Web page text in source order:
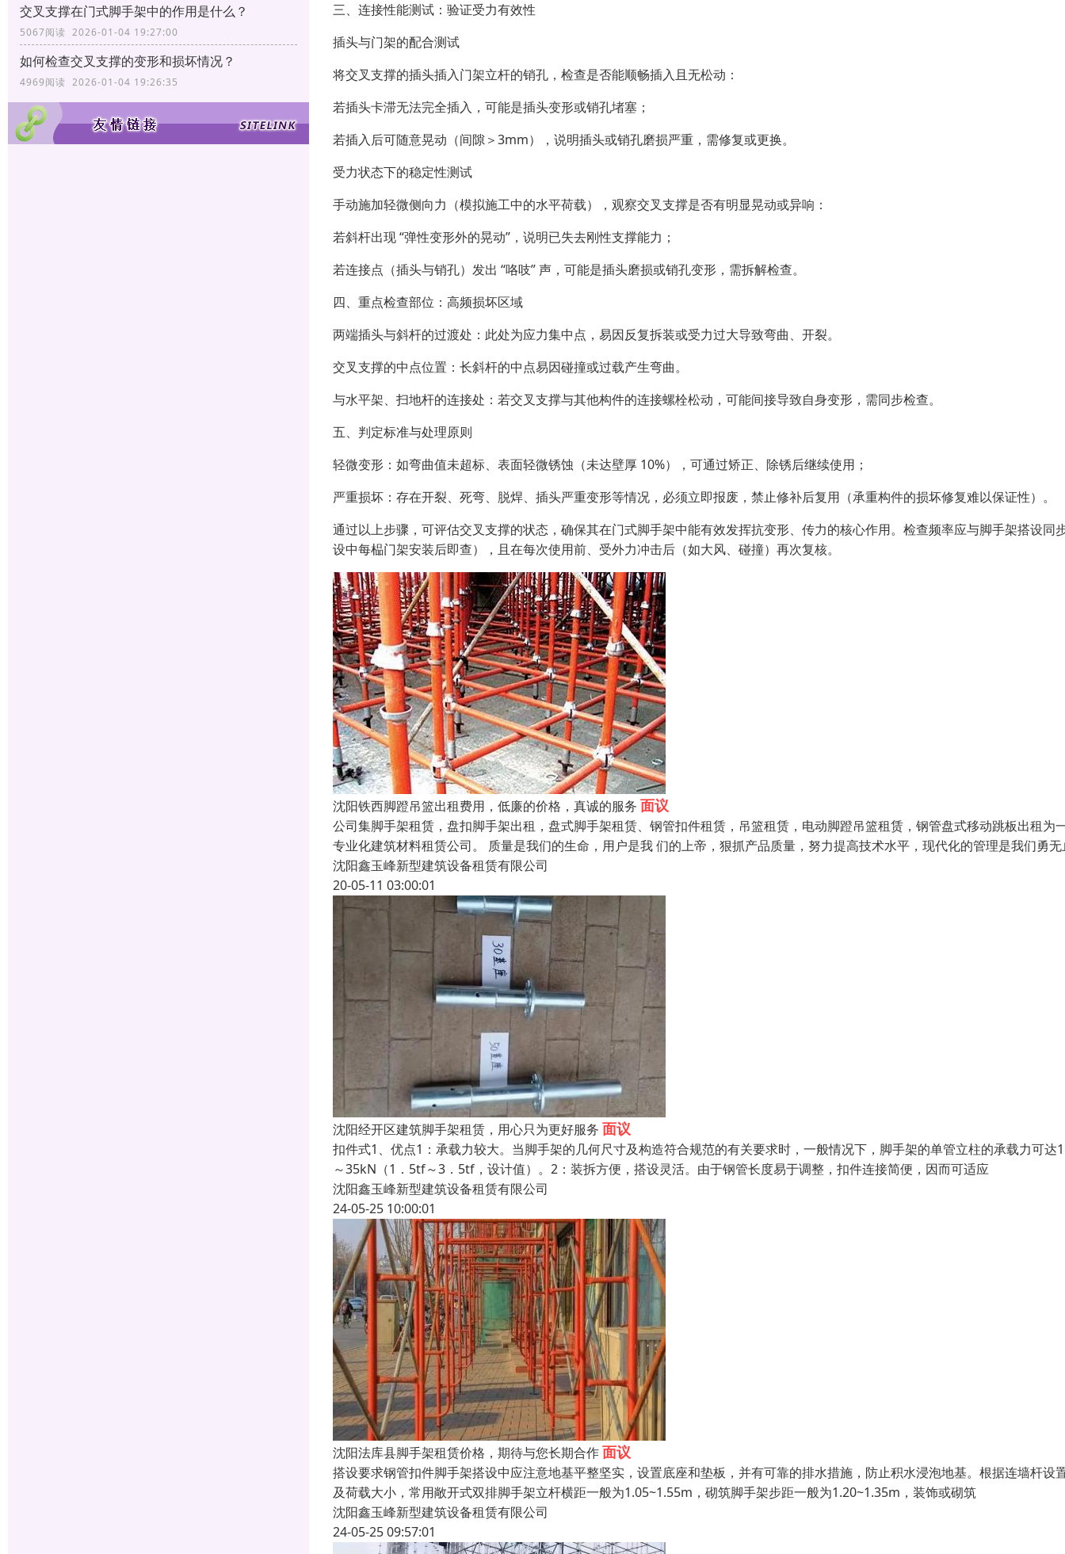
交叉支撑在门式脚手架中的作用是什么？
5067阅读 2026-01-04 19:27:00
如何检查交叉支撑的变形和损坏情况？
4969阅读 2026-01-04 19:26:35
三、连接性能测试：验证受力有效性
插头与门架的配合测试
将交叉支撑的插头插入门架立杆的销孔，检查是否能顺畅插入且无松动：
若插头卡滞无法完全插入，可能是插头变形或销孔堵塞；
若插入后可随意晃动（间隙＞3mm），说明插头或销孔磨损严重，需修复或更换。
受力状态下的稳定性测试
手动施加轻微侧向力（模拟施工中的水平荷载），观察交叉支撑是否有明显晃动或异响：
若斜杆出现 “弹性变形外的晃动”，说明已失去刚性支撑能力；
若连接点（插头与销孔）发出 “咯吱” 声，可能是插头磨损或销孔变形，需拆解检查。
四、重点检查部位：高频损坏区域
两端插头与斜杆的过渡处：此处为应力集中点，易因反复拆装或受力过大导致弯曲、开裂。
交叉支撑的中点位置：长斜杆的中点易因碰撞或过载产生弯曲。
与水平架、扫地杆的连接处：若交叉支撑与其他构件的连接螺栓松动，可能间接导致自身变形，需同步检查。
五、判定标准与处理原则
轻微变形：如弯曲值未超标、表面轻微锈蚀（未达壁厚 10%），可通过矫正、除锈后继续使用；
严重损坏：存在开裂、死弯、脱焊、插头严重变形等情况，必须立即报废，禁止修补后复用（承重构件的损坏修复难以保证性）。
通过以上步骤，可评估交叉支撑的状态，确保其在门式脚手架中能有效发挥抗变形、传力的核心作用。检查频率应与脚手架搭设同
设中每榀门架安装后即查），且在每次使用前、受外力冲击后（如大风、碰撞）再次复核。
沈阳铁西脚蹬吊篮出租费用，低廉的价格，真诚的服务 面议
公司集脚手架租赁，盘扣脚手架出租，盘式脚手架租赁、钢管扣件租赁，吊篮租赁，电动脚蹬吊篮租赁，钢管盘式移动跳板出租为
专业化建筑材料租赁公司。 质量是我们的生命，用户是我 们的上帝，狠抓产品质量，努力提高技术水平，现代化的管理是我们勇无
沈阳鑫玉峰新型建筑设备租赁有限公司
20-05-11 03:00:01
沈阳经开区建筑脚手架租赁，用心只为更好服务 面议
扣件式1、优点1：承载力较大。当脚手架的几何尺寸及构造符合规范的有关要求时，一般情况下，脚手架的单管立柱的承载力可达
～35kN（1．5tf～3．5tf，设计值）。2：装拆方便，搭设灵活。由于钢管长度易于调整，扣件连接简便，因而可适应
沈阳鑫玉峰新型建筑设备租赁有限公司
24-05-25 10:00:01
沈阳法库县脚手架租赁价格，期待与您长期合作面议
搭设要求钢管扣件脚手架搭设中应注意地基平整坚实，设置底座和垫板，并有可靠的排水措施，防止积水浸泡地基。根据连墙杆设
及荷载大小，常用敞开式双排脚手架立杆横距一般为1.05~1.55m，砌筑脚手架步距一般为1.20~1.35m，装饰或砌筑
沈阳鑫玉峰新型建筑设备租赁有限公司
24-05-25 09:57:01